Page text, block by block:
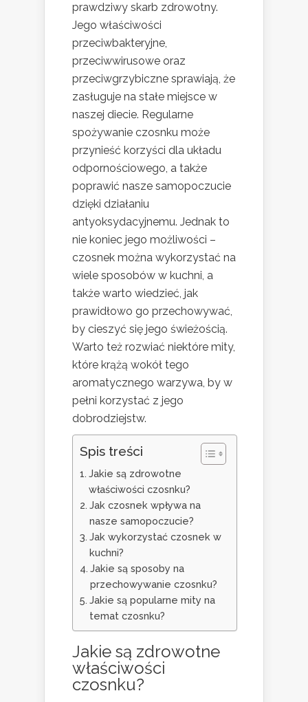
prawdziwy skarb zdrowotny.
Jego właściwości
przeciwbakteryjne,
przeciwwirusowe oraz
przeciwgrzybiczne sprawiają, że
zasługuje na stałe miejsce w
naszej diecie. Regularne
spożywanie czosnku może
przynieść korzyści dla układu
odpornościowego, a także
poprawić nasze samopoczucie
dzięki działaniu
antyoksydacyjnemu. Jednak to
nie koniec jego możliwości –
czosnek można wykorzystać na
wiele sposobów w kuchni, a
także warto wiedzieć, jak
prawidłowo go przechowywać,
by cieszyć się jego świeżością.
Warto też rozwiać niektóre mity,
które krążą wokół tego
aromatycznego warzywa, by w
pełni korzystać z jego
dobrodziejstw.
Spis treści
Jakie są zdrowotne
właściwości czosnku?
Jak czosnek wpływa na
nasze samopoczucie?
Jak wykorzystać czosnek w
kuchni?
Jakie są sposoby na
przechowywanie czosnku?
Jakie są popularne mity na
temat czosnku?
Jakie są zdrowotne
właściwości
czosnku?